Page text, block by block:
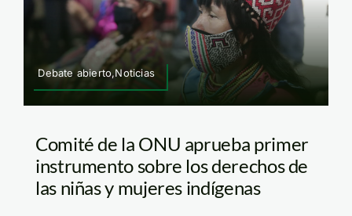
Debate abierto,Noticias
Comité de la ONU aprueba primer
instrumento sobre los derechos de
las niñas y mujeres indígenas